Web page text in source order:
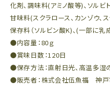
化剤、調味料(アミノ酸等)、ソルビ
甘味料(スクラロース、カンゾウ、
保存料（ソルビン酸K)、(一部に乳
●内容量：80ｇ
●賞味日数：120日
●保存方法：直射日光、高温多湿
●販売者：株式会社伍魚福 神